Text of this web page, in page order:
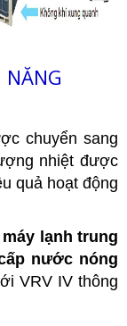
NĂNG
chuyển sang
nhiệt được
quả hoạt động
máy lạnh trung
nước nóng
VRV IV thông